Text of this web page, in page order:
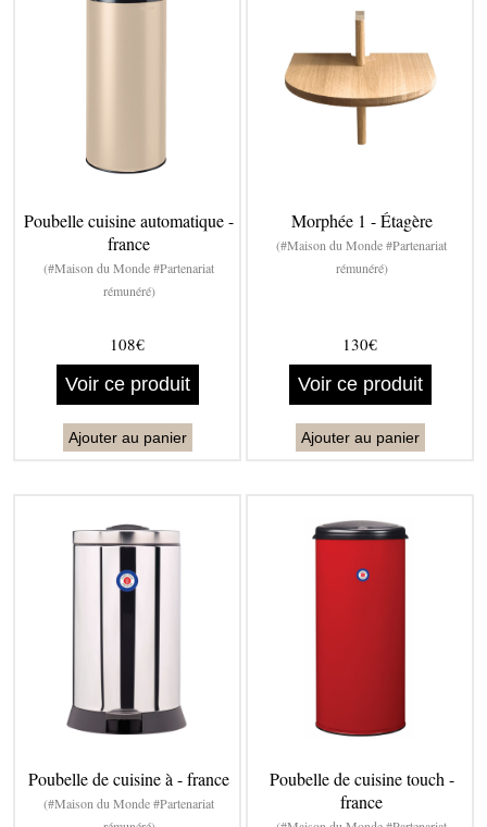
Poubelle cuisine automatique -
france
(#Maison du Monde #Partenariat
rémunéré)
108€
Voir ce produit
Ajouter au panier
Morphée 1 - Étagère
(#Maison du Monde #Partenariat
rémunéré)
130€
Voir ce produit
Ajouter au panier
Poubelle de cuisine à - france
(#Maison du Monde #Partenariat
Poubelle de cuisine touch -
france